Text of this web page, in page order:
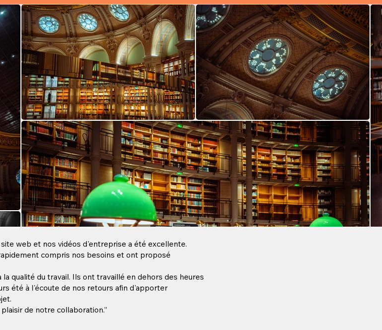
web et nos vidéos d'entreprise a été excellente.
compris nos besoins et ont proposé
qualité du travail. Ils ont travaillé en dehors des heures
été à l'écoute de nos retours afin d'apporter
de notre collaboration.”